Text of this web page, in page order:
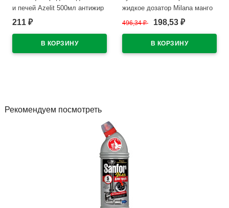
и печей Azelit 500мл антижир
гель Grass арт.218555
211 ₽
жидкое дозатор Milana манго
и лайм Grass арт.125418
496,34₽ 198,53 ₽
Рекомендуем посмотреть